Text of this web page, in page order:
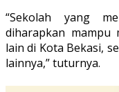
“Sekolah yang
diharapkan mampu
lain di Kota Bekasi,
lainnya,” tuturnya.